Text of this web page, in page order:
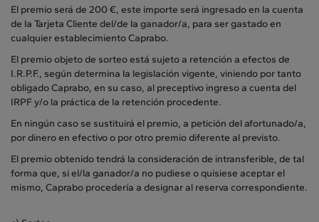
El premio será de 200 €, este importe será ingresado en la cuenta
de la Tarjeta Cliente del/de la ganador/a, para ser gastado en
cualquier establecimiento Caprabo.
El premio objeto de sorteo está sujeto a retención a efectos de
I.R.P.F., según determina la legislación vigente, viniendo por tanto
obligado Caprabo, en su caso, al preceptivo ingreso a cuenta del
IRPF y/o la práctica de la retención procedente.
En ningún caso se sustituirá el premio, a petición del afortunado/a,
por dinero en efectivo o por otro premio diferente al previsto.
El premio obtenido tendrá la consideración de intransferible, de tal
forma que, si el/la ganador/a no pudiese o quisiese aceptar el
mismo, Caprabo procedería a designar al reserva correspondiente.